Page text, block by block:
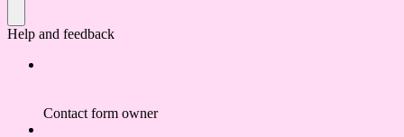
Help and feedback
Contact form owner